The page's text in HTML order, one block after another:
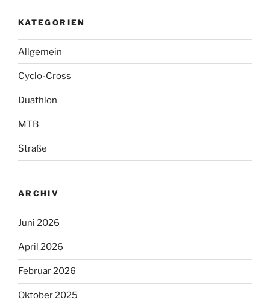
KATEGORIEN
Allgemein
Cyclo-Cross
Duathlon
MTB
Straße
ARCHIV
Juni 2026
April 2026
Februar 2026
Oktober 2025